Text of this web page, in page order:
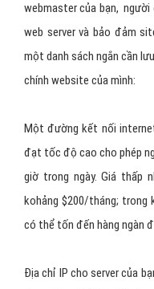
webmaster của bạn,
web server và bảo đảm
một danh sách ngắn cần
chính website của mình:
Một đường kết nối
đạt tốc độ cao cho phép
giờ trong ngày. Giá thấp
kohảng $200/tháng;
có thể tốn đến hàng ngàn
Địa chỉ IP cho server của